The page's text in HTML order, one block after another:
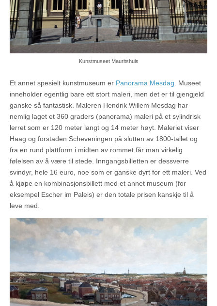
Kunstmuseet Mauritshuis
Et annet spesielt kunstmuseum er Panorama Mesdag . Museet
inneholder egentlig bare ett stort maleri, men det er til gjengjeld
ganske så fantastisk. Maleren Hendrik Willem Mesdag har
nemlig laget et 360 graders (panorama) maleri på et sylindrisk
lerret som er 120 meter langt og 14 meter høyt. Maleriet viser
Haag og forstaden Scheveningen på slutten av 1800-tallet og
fra en rund plattform i midten av rommet får man virkelig
følelsen av å være til stede. Inngangsbilletten er dessverre
svindyr, hele 16 euro, noe som er ganske dyrt for ett maleri. Ved
å kjøpe en kombinasjonsbillett med et annet museum (for
eksempel Escher im Paleis) er den totale prisen kanskje til å
leve med.